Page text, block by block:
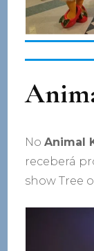
NoAnimal
receberá
show Tree